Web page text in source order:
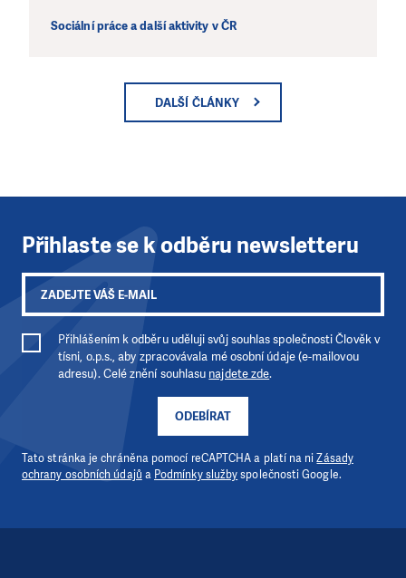
Sociální práce a další aktivity v ČR
DALŠÍ ČLÁNKY
Přihlaste se k odběru newsletteru
ODEBÍRAT
Přihlášením k odběru uděluji svůj souhlas společnosti Člověk v
tísni, o.p.s., aby zpracovávala mé osobní údaje (e-mailovou
adresu). Celé znění souhlasu najdete zde.
Tato stránka je chráněna pomocí reCAPTCHA a platí na niZásady
ochrany osobních údajů a Podmínky službyspolečnosti Google.